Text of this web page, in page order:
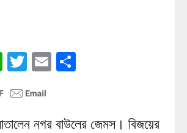
WhatsApp
TwitterEmail
নগর বাউলের জেমস। বিজয়ের